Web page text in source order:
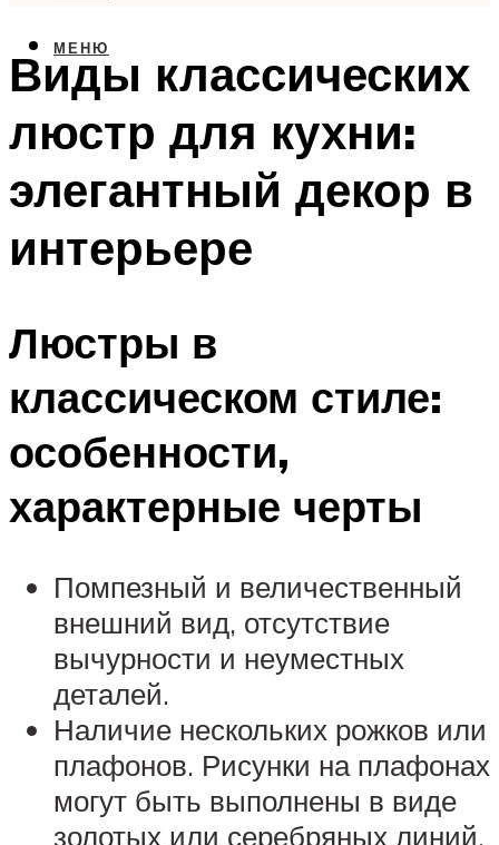
МЕНЮ
Виды классических
люстр для кухни:
элегантный декор в
интерьере
Люстры в
классическом стиле:
особенности,
характерные черты
Помпезный и величественный
внешний вид, отсутствие
вычурности и неуместных
деталей.
Наличие нескольких рожков или
плафонов. Рисунки на плафонах
могут быть выполнены в виде
золотых или серебряных линий.